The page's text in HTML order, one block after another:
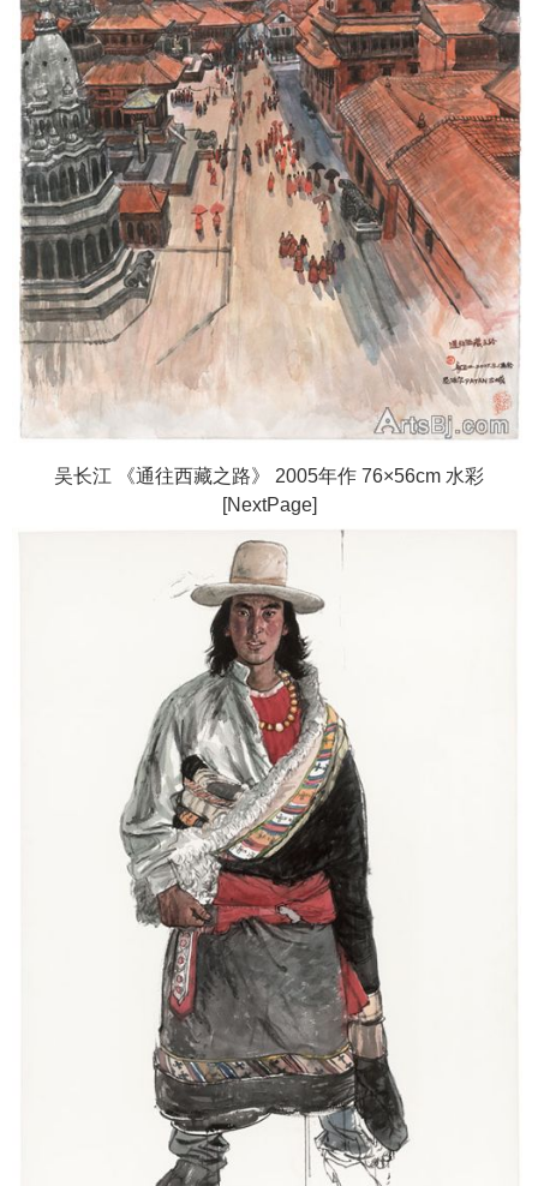
吴长江 《通往西藏之路》 2005年作 76×56cm 水彩
[NextPage]